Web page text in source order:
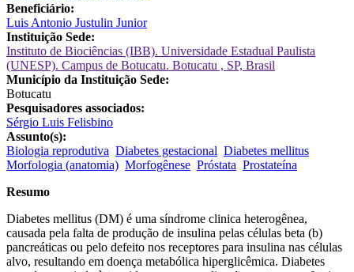
Beneficiário:
Luis Antonio Justulin Junior
Instituição Sede:
Instituto de Biociências (IBB). Universidade Estadual Paulista
(UNESP). Campus de Botucatu. Botucatu , SP, Brasil
Município da Instituição Sede:
Botucatu
Pesquisadores associados:
Sérgio Luis Felisbino
Assunto(s):
Biologia reprodutiva Diabetes gestacional Diabetes mellitus
Morfologia (anatomia) Morfogênese Próstata Prostateína
Resumo
Diabetes mellitus (DM) é uma síndrome clinica heterogênea,
causada pela falta de produção de insulina pelas células beta (b)
pancreáticas ou pelo defeito nos receptores para insulina nas células
alvo, resultando em doença metabólica hiperglicêmica. Diabetes